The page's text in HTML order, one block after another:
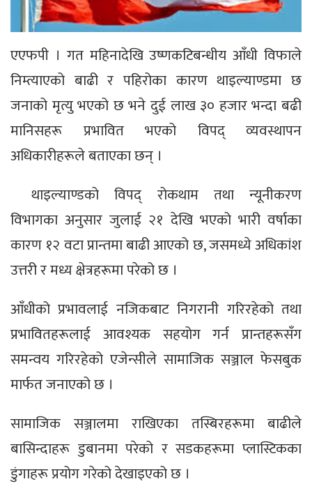
एएफपी । गत महिनादेखि उष्णकटिबन्धीय आँधी विफाले
निम्त्याएको बाढी र पहिरोका कारण थाइल्याण्डमा छ
जनाको मृत्यु भएको छ भने दुई लाख ३० हजार भन्दा बढी
मानिसहरू प्रभावित भएको विपद् व्यवस्थापन
अधिकारीहरूले बताएका छन् ।
थाइल्याण्डको विपद् रोकथाम तथा न्यूनीकरण
विभागका अनुसार जुलाई २१ देखि भएको भारी वर्षाका
कारण १२ वटा प्रान्तमा बाढी आएको छ, जसमध्ये अधिकांश
उत्तरी र मध्य क्षेत्रहरूमा परेको छ ।
आँधीको प्रभावलाई नजिकबाट निगरानी गरिरहेको तथा
प्रभावितहरूलाई आवश्यक सहयोग गर्न प्रान्तहरूसँग
समन्वय गरिरहेको एजेन्सीले सामाजिक सञ्जाल फेसबुक
मार्फत जनाएको छ ।
सामाजिक सञ्जालमा राखिएका तस्बिरहरूमा बाढीले
बासिन्दाहरू डुबानमा परेको र सडकहरूमा प्लास्टिकका
डुंगाहरू प्रयोग गरेको देखाइएको छ ।